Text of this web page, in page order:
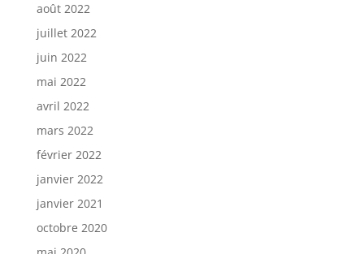
août 2022
juillet 2022
juin 2022
mai 2022
avril 2022
mars 2022
février 2022
janvier 2022
janvier 2021
octobre 2020